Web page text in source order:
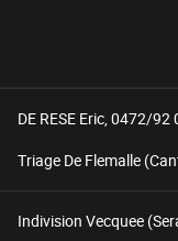
DE RESE Eric,0472/92
Triage De Flemalle
Indivision Vecquee